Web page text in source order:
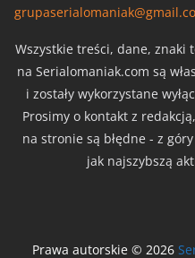
Wszystkie treści, dane, znaki
na Serialomaniak.com są
i zostały wykorzystane
Prosimy o kontakt z
na stronie są błędne - z
jak najszybszą
Prawa autorskie © 2026